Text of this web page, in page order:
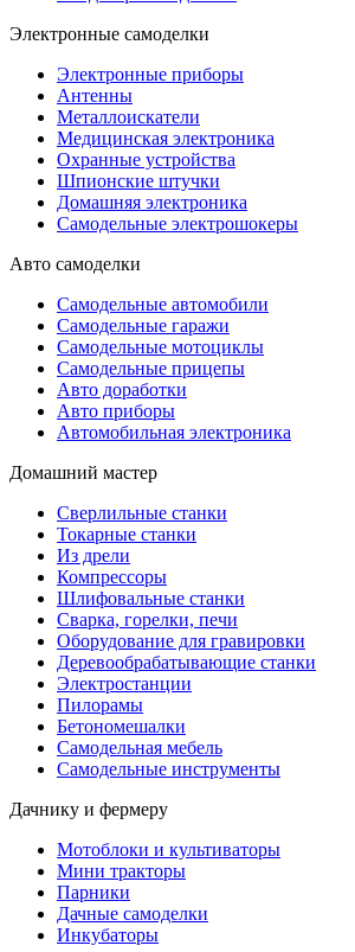
Электронные самоделки
Электронные приборы
Антенны
Металлоискатели
Медицинская электроника
Охранные устройства
Шпионские штучки
Домашняя электроника
Самодельные электрошокеры
Авто самоделки
Самодельные автомобили
Самодельные гаражи
Самодельные мотоциклы
Самодельные прицепы
Авто доработки
Авто приборы
Автомобильная электроника
Домашний мастер
Сверлильные станки
Токарные станки
Из дрели
Компрессоры
Шлифовальные станки
Сварка, горелки, печи
Оборудование для гравировки
Деревообрабатывающие станки
Электростанции
Пилорамы
Бетономешалки
Самодельная мебель
Самодельные инструменты
Дачнику и фермеру
Мотоблоки и культиваторы
Мини тракторы
Парники
Дачные самоделки
Инкубаторы